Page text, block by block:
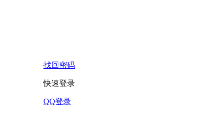
找回密码
快速登录
QQ登录